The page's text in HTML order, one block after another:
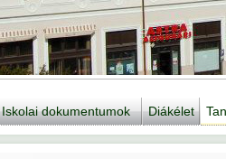
Iskolai dokumentumok Diákélet